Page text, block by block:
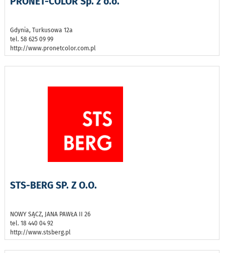
Gdynia, Turkusowa 12a
tel. 58 625 09 99
http://www.pronetcolor.com.pl
STS-BERG SP. Z O.O.
NOWY SĄCZ, JANA PAWŁA II 26
tel. 18 440 04 92
http://www.stsberg.pl